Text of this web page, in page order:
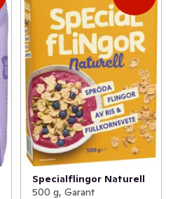
Specialflingor Naturell
500 g, Garant